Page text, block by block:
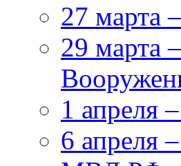
27 марта
29 марта
1 апреля
6 апреля